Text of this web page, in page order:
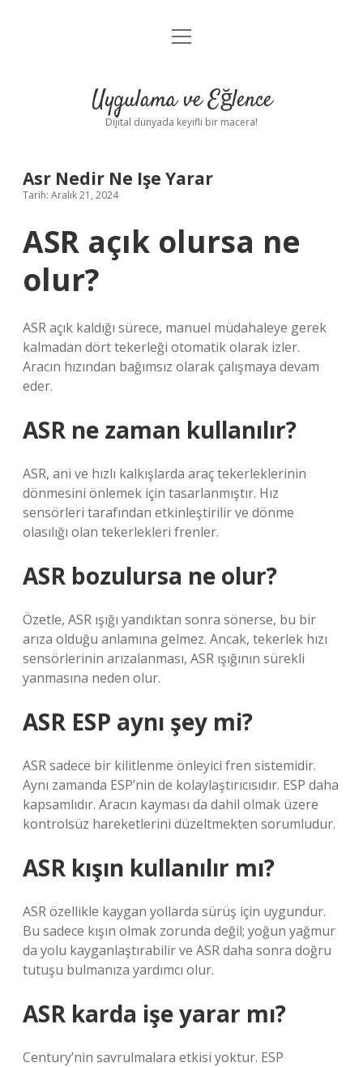
Anasayfa
Yasal Uyarı
menüyü
Uygulama ve Eğlence
Dijital dünyada keyifli bir macera!
Asr Nedir Ne Işe Yarar
Tarih: Aralık 21, 2024
ASR açık olursa ne
olur?
ASR açık kaldığı sürece, manuel müdahaleye gerek
kalmadan dört tekerleği otomatik olarak izler.
Aracın hızından bağımsız olarak çalışmaya devam
eder.
ASR ne zaman kullanılır?
ASR, ani ve hızlı kalkışlarda araç tekerleklerinin
dönmesini önlemek için tasarlanmıştır. Hız
sensörleri tarafından etkinleştirilir ve dönme
olasılığı olan tekerlekleri frenler.
ASR bozulursa ne olur?
Özetle, ASR ışığı yandıktan sonra sönerse, bu bir
arıza olduğu anlamına gelmez. Ancak, tekerlek hızı
sensörlerinin arızalanması, ASR ışığının sürekli
yanmasına neden olur.
ASR ESP aynı şey mi?
ASR sadece bir kilitlenme önleyici fren sistemidir.
Aynı zamanda ESP’nin de kolaylaştırıcısıdır. ESP daha
kapsamlıdır. Aracın kayması da dahil olmak üzere
kontrolsüz hareketlerini düzeltmekten sorumludur.
ASR kışın kullanılır mı?
ASR özellikle kaygan yollarda sürüş için uygundur.
Bu sadece kışın olmak zorunda değil; yoğun yağmur
da yolu kayganlaştırabilir ve ASR daha sonra doğru
tutuşu bulmanıza yardımcı olur.
ASR karda işe yarar mı?
Century’nin savrulmalara etkisi yoktur. ESP